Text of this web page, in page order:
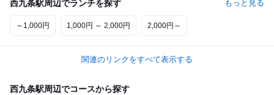
西九条駅周辺でランチを探す もっと見る
～1,000円 1,000円 ～ 2,000円 2,000円～
関連のリンクをすべて表示する
西九条駅周辺でコースから探す